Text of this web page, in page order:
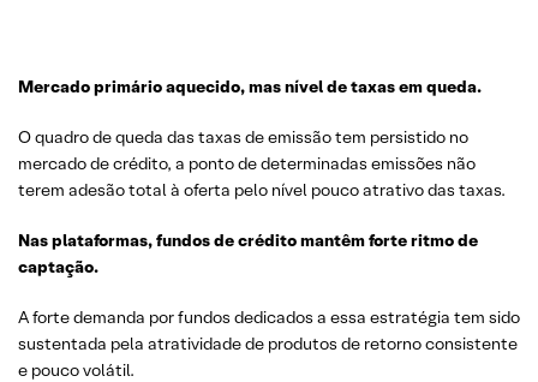
Mercado primário aquecido, mas nível de taxas em queda.
O quadro de queda das taxas de emissão tem persistido no
mercado de crédito, a ponto de determinadas emissões não
terem adesão total à oferta pelo nível pouco atrativo das taxas.
Nasplataformas,fundosdecréditomantêmforteritmode
captação.
A forte demanda por fundos dedicados a essa estratégia tem sido
sustentada pela atratividade de produtos de retorno consistente
e pouco volátil.